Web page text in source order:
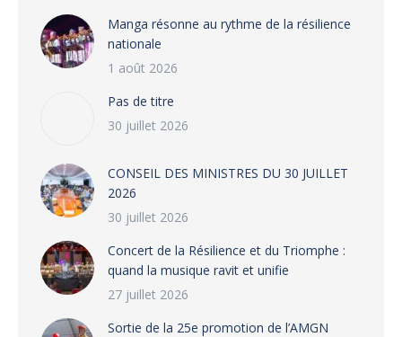
Manga résonne au rythme de la résilience
nationale
1 août 2026
Pas de titre
30 juillet 2026
CONSEIL DES MINISTRES DU 30 JUILLET
2026
30 juillet 2026
‎​Concert de la Résilience et du Triomphe :
quand la musique ravit et unifie
27 juillet 2026
‎Sortie de la 25e promotion de l’AMGN